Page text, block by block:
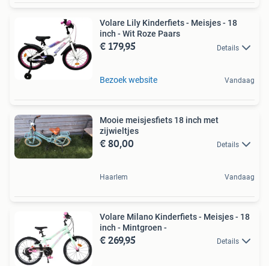
Volare Lily Kinderfiets - Meisjes - 18
inch - Wit Roze Paars
€ 179,95 Details
Bezoek website Vandaag
Mooie meisjesfiets 18 inch met
zijwieltjes
€ 80,00 Details
Haarlem Vandaag
Volare Milano Kinderfiets - Meisjes - 18
inch - Mintgroen -
€ 269,95 Details